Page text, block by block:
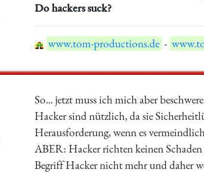
Do hackers suck?
www.tom-productions.de -
So... jetzt muss ich mich aber
Hacker sind nützlich, da sie
Herausforderung, wenn es
ABER: Hacker richten keinen
Begriff Hacker nicht mehr und daher